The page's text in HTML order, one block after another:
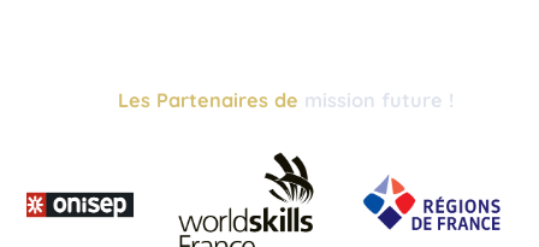
Les Partenaires de mission future !